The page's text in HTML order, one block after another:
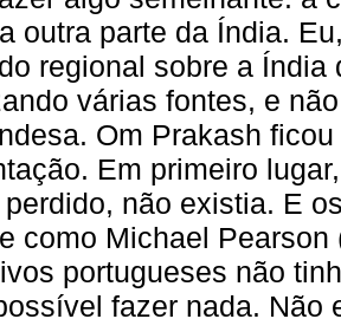
outra parte da Índia.
regional sobre a
várias fontes, e
Om Prakash
Em primeiro
não existia. E
como Michael
portugueses não
fazer nada. Não